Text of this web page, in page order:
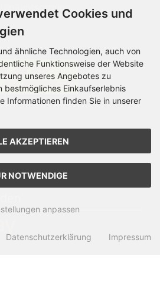
Cookies und
ähnliche Technologien, auch von
Funktionsweise der Website
unseres Angebotes zu
bestmögliches Einkaufserlebnis
Informationen finden Sie in unserer
AKZEPTIEREN
NOTWENDIGE
anpassen
Datenschutzerklärung Impressum